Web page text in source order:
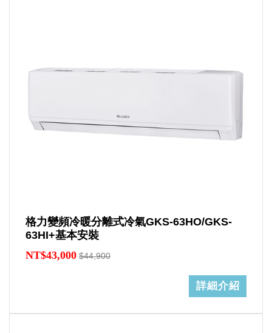
格力變頻冷暖分離式冷氣GKS-63HO/GKS-
63HI+基本安裝
NT$43,000 $44,900
詳細介紹